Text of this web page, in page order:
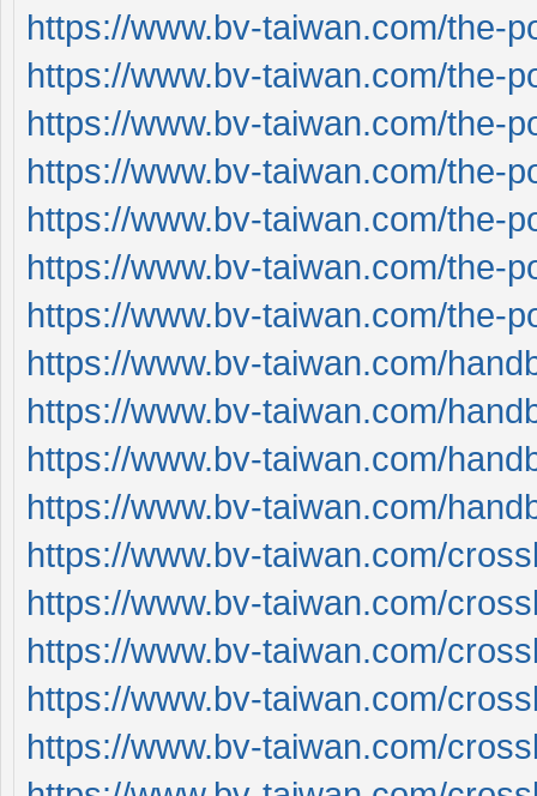
https://www.bv-taiwan.com/the-
https://www.bv-taiwan.com/the-
https://www.bv-taiwan.com/the-
https://www.bv-taiwan.com/the-
https://www.bv-taiwan.com/the-
https://www.bv-taiwan.com/the-
https://www.bv-taiwan.com/the-
https://www.bv-taiwan.com/
https://www.bv-taiwan.com/
https://www.bv-taiwan.com/
https://www.bv-taiwan.com/
https://www.bv-taiwan.com/
https://www.bv-taiwan.com/
https://www.bv-taiwan.com/
https://www.bv-taiwan.com/
https://www.bv-taiwan.com/